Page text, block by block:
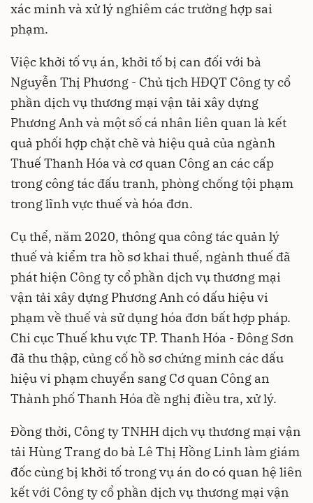
xác minh và xử lý nghiêm các trường hợp sai
phạm.
Việc khởi tố vụ án, khởi tố bị can đối với bà
Nguyễn Thị Phương - Chủ tịch HĐQT Công ty cổ
phần dịch vụ thương mại vận tải xây dựng
Phương Anh và một số cá nhân liên quan là kết
quả phối hợp chặt chẽ và hiệu quả của ngành
Thuế Thanh Hóa và cơ quan Công an các cấp
trong công tác đấu tranh, phòng chống tội phạm
trong lĩnh vực thuế và hóa đơn.
Cụ thể, năm 2020, thông qua công tác quản lý
thuế và kiểm tra hồ sơ khai thuế, ngành thuế đã
phát hiện Công ty cổ phần dịch vụ thương mại
vận tải xây dựng Phương Anh có dấu hiệu vi
phạm về thuế và sử dụng hóa đơn bất hợp pháp.
Chi cục Thuế khu vực TP. Thanh Hóa - Đông Sơn
đã thu thập, củng cố hồ sơ chứng minh các dấu
hiệu vi phạm chuyển sang Cơ quan Công an
Thành phố Thanh Hóa đề nghị điều tra, xử lý.
Đồng thời, Công ty TNHH dịch vụ thương mại vận
tải Hùng Trang do bà Lê Thị Hồng Linh làm giám
đốc cùng bị khởi tố trong vụ án do có quan hệ liên
kết với Công ty cổ phần dịch vụ thương mại vận